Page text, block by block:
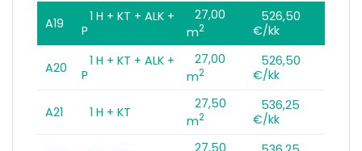
A19
1 H + KT + ALK +
P
27,00
m2
526,50
€/kk
A20
1 H + KT + ALK +
P
27,00
m2
526,50
€/kk
A21 1 H + KT
27,50
m2
536,25
€/kk
27,50